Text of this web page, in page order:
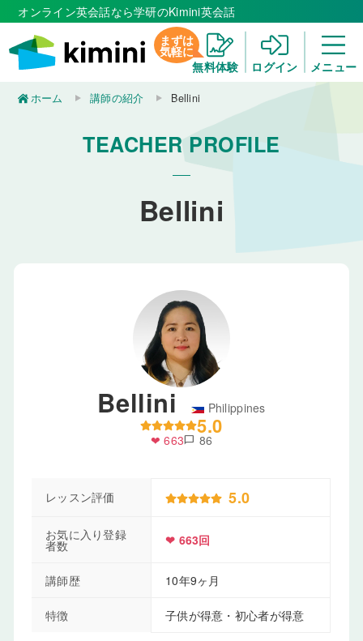
オンライン英会話なら学研のKimini英会話
まずは
気軽に
無料体験
ログイン メニュー
ホーム 講師の紹介 Bellini
TEACHER PROFILE
Bellini
Bellini Philippines
5.0
❤ 663chat_bubble 86
レッスン評価 5.0
お気に入り登録
者数 ❤ 663回
講師歴 10年9ヶ月
特徴 子供が得意・初心者が得意